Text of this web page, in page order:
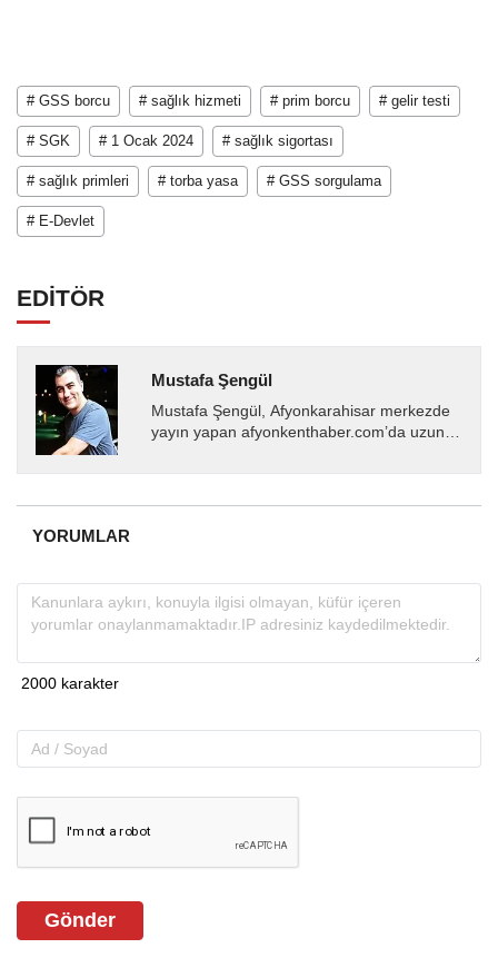
# GSS borcu # sağlık hizmeti # prim borcu # gelir testi
# SGK # 1 Ocak 2024 # sağlık sigortası
# sağlık primleri # torba yasa # GSS sorgulama
# E-Devlet
EDİTÖR
Mustafa Şengül
Mustafa Şengül, Afyonkarahisar merkezde
yayın yapan afyonkenthaber.com’da uzun
almakta, haber akışı...
YORUMLAR
Gönder